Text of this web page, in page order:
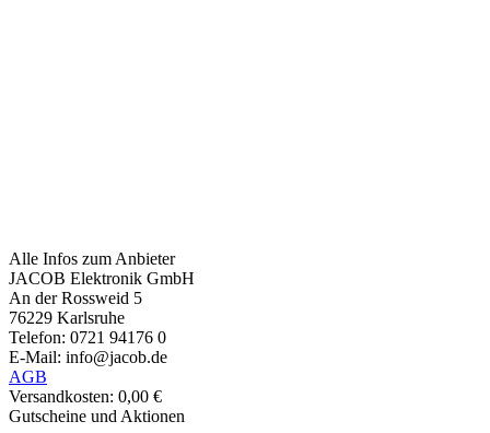
Alle Infos zum Anbieter
JACOB Elektronik GmbH
An der Rossweid 5
76229 Karlsruhe
Telefon: 0721 94176 0
E-Mail: info@jacob.de
AGB
Versandkosten: 0,00 €
Gutscheine und Aktionen